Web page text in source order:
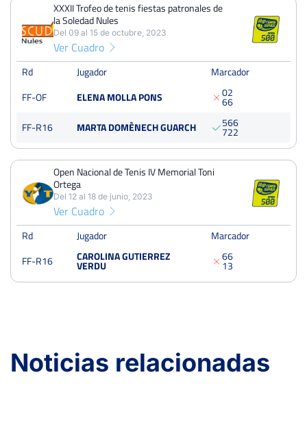
Open Nacional de Tenis IV Memorial Toni Ortega
Del 16 al 22 de junio, 2025
Octavos
XXXII Trofeo de tenis fiestas patronales de la Soledad Nules
Octavos
Tierra
Open Nacional de Tenis IV Memorial Toni Ortega
Del 12 al 18 de junio, 2023
Octavos
XXXII Trofeo de tenis fiestas patronales de
la Soledad Nules
Del 09 al 15 de octubre, 2023
Ver Cuadro
Rd Jugador
Marcador
FF-OF
ELENA MOLLA PONS 0
6
2
6
FF-R16
MARTA DOMÈNECH GUARCH 5
7
6
2
6
2
Open Nacional de Tenis IV Memorial Toni
Ortega
Del 12 al 18 de junio, 2023
Ver Cuadro
Rd Jugador
Marcador
FF-R16
CAROLINA GUTIERREZ
VERDU
6
1
6
3
Noticias relacionadas